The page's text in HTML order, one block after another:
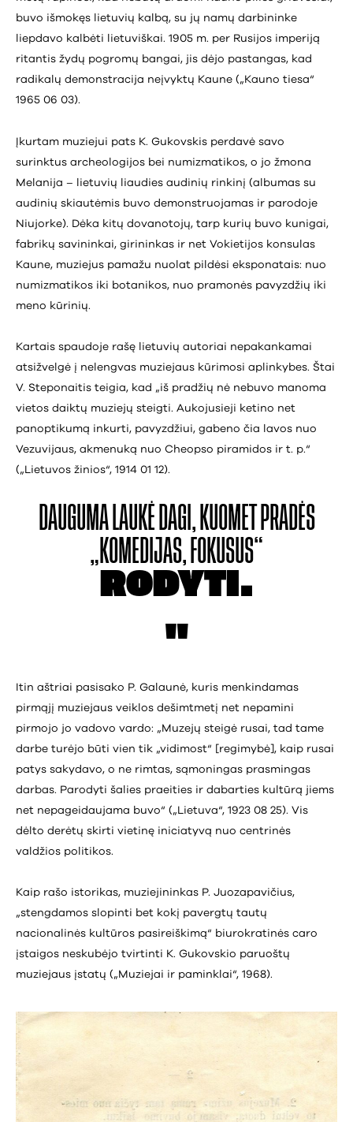
buvo išmokęs lietuvių kalbą, su jų namų darbininke
liepdavo kalbėti lietuviškai. 1905 m. per Rusijos imperiją
ritantis žydų pogromų bangai, jis dėjo pastangas, kad
radikalų demonstracija neįvyktų Kaune („Kauno tiesa“
1965 06 03).
Įkurtam muziejui pats K. Gukovskis perdavė savo
surinktus archeologijos bei numizmatikos, o jo žmona
Melanija – lietuvių liaudies audinių rinkinį (albumas su
audinių skiautėmis buvo demonstruojamas ir parodoje
Niujorke). Dėka kitų dovanotojų, tarp kurių buvo kunigai,
fabrikų savininkai, girininkas ir net Vokietijos konsulas
Kaune, muziejus pamažu nuolat pildėsi eksponatais: nuo
numizmatikos iki botanikos, nuo pramonės pavyzdžių iki
meno kūrinių.
Kartais spaudoje rašę lietuvių autoriai nepakankamai
atsižvelgė į nelengvas muziejaus kūrimosi aplinkybes. Štai
V. Steponaitis teigia, kad „iš pradžių nė nebuvo manoma
vietos daiktų muziejų steigti. Aukojusieji ketino net
panoptikumą inkurti, pavyzdžiui, gabeno čia lavos nuo
Vezuvijaus, akmenuką nuo Cheopso piramidos ir t. p.“
(„Lietuvos žinios“, 1914 01 12).
DAUGUMA LAUKĖ DAGI, KUOMET PRADĖS
„KOMEDIJAS, FOKUSUS“
RODYTI.
Itin aštriai pasisako P. Galaunė, kuris menkindamas
pirmąjį muziejaus veiklos dešimtmetį net nepamini
pirmojo jo vadovo vardo: „Muzejų steigė rusai, tad tame
darbe turėjo būti vien tik „vidimost“ [regimybė], kaip rusai
patys sakydavo, o ne rimtas, sąmoningas prasmingas
darbas. Parodyti šalies praeities ir dabarties kultūrą jiems
net nepageidaujama buvo“ („Lietuva“, 1923 08 25). Vis
dėlto derėtų skirti vietinę iniciatyvą nuo centrinės
valdžios politikos.
Kaip rašo istorikas, muziejininkas P. Juozapavičius,
„stengdamos slopinti bet kokį pavergtų tautų
nacionalinės kultūros pasireiškimą“ biurokratinės caro
įstaigos neskubėjo tvirtinti K. Gukovskio paruoštų
muziejaus įstatų („Muziejai ir paminklai“, 1968).